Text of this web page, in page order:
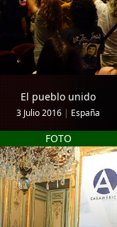
El pueblo unido
3 Julio 2016 | España
FOTO